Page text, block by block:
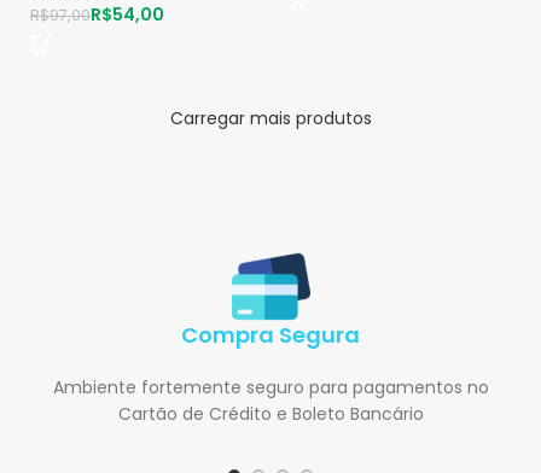
R$97,00R$54,00
Carregar mais produtos
Compra Segura
Ambiente fortemente seguro para pagamentos no
Cartão de Crédito e Boleto Bancário